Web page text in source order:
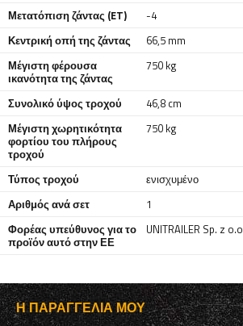
Μετατόπιση ζάντας (ET)
-4
Κεντρική οπή της ζάντας
66,5 mm
Μέγιστη φέρουσα
ικανότητα της ζάντας
750 kg
Συνολικό ύψος τροχού
46,8 cm
Μέγιστη χωρητικότητα
φορτίου του πλήρους
τροχού
750 kg
Τύπος τροχού
ενισχυμένο
Αριθμός ανά σετ
1
Φορέας υπεύθυνος για το
προϊόν αυτό στην ΕΕ
UNITRAILER Sp. z o.o
Η ΠΑΡΑΓΓΕΛΊΑ ΜΟΥ